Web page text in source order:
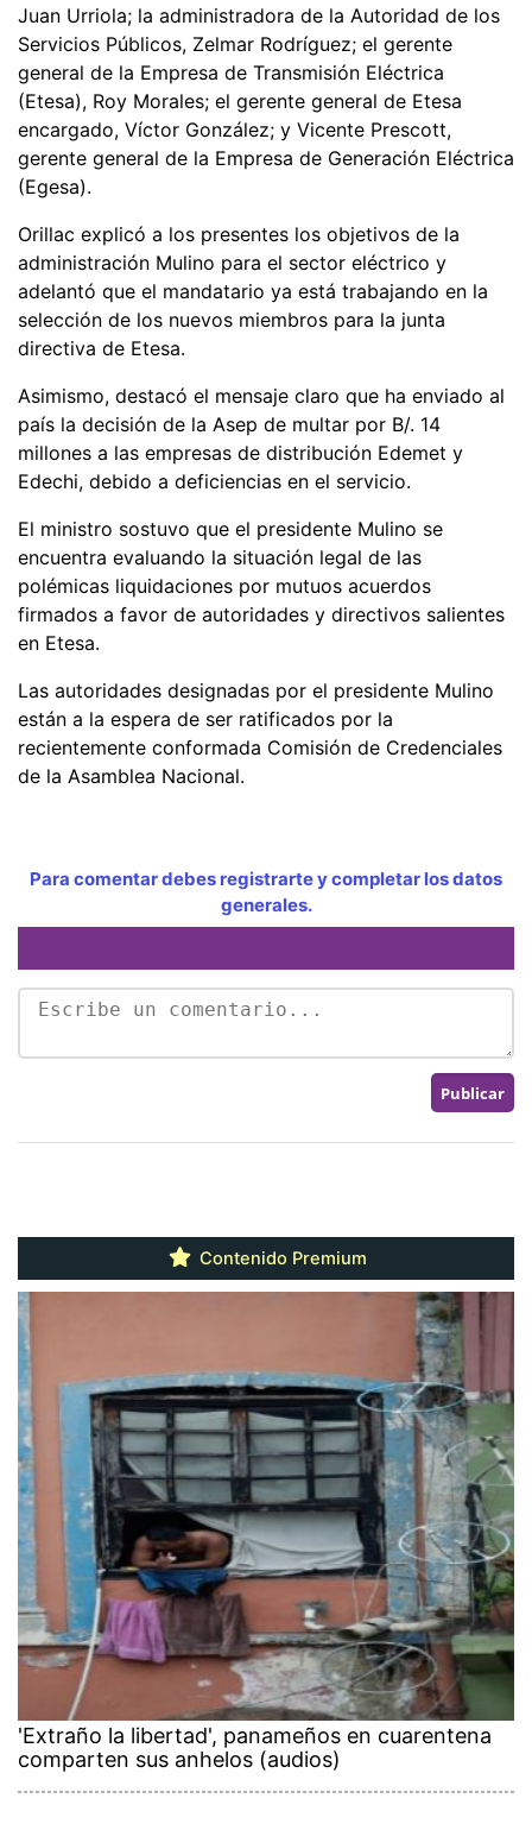
Juan Urriola; la administradora de la Autoridad de los
Servicios Públicos, Zelmar Rodríguez; el gerente
general de la Empresa de Transmisión Eléctrica
(Etesa), Roy Morales; el gerente general de Etesa
encargado, Víctor González; y Vicente Prescott,
gerente general de la Empresa de Generación Eléctrica
(Egesa).
Orillac explicó a los presentes los objetivos de la
administración Mulino para el sector eléctrico y
adelantó que el mandatario ya está trabajando en la
selección de los nuevos miembros para la junta
directiva de Etesa.
Asimismo, destacó el mensaje claro que ha enviado al
país la decisión de la Asep de multar por B/. 14
millones a las empresas de distribución Edemet y
Edechi, debido a deficiencias en el servicio.
El ministro sostuvo que el presidente Mulino se
encuentra evaluando la situación legal de las
polémicas liquidaciones por mutuos acuerdos
firmados a favor de autoridades y directivos salientes
en Etesa.
Las autoridades designadas por el presidente Mulino
están a la espera de ser ratificados por la
recientemente conformada Comisión de Credenciales
de la Asamblea Nacional.
Para comentar debes registrarte y completar los datos
generales.
Contenido Premium
'Extraño la libertad', panameños en cuarentena
comparten sus anhelos (audios)